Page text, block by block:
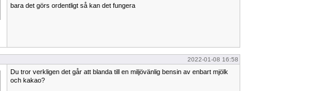
bara det görs ordentligt så kan det fungera
2022-01-08 16:58
Du tror verkligen det går att blanda till en miljövänlig bensin av enbart mjölk
och kakao?